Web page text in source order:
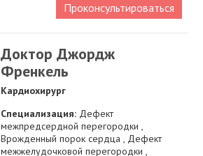
Проконсультироваться
Доктор Джордж
Френкель
Кардиохирург
Специализация: Дефект
межпредсердной перегородки ,
Врожденный порок сердца , Дефект
межжелудочковой перегородки ,